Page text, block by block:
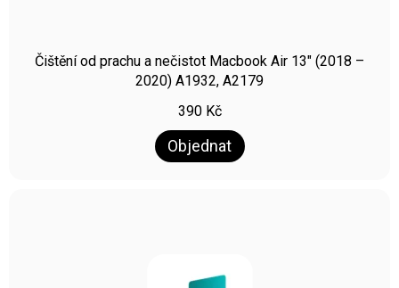
Čištění od prachu a nečistot Macbook Air 13″ (2018 –
2020) A1932, A2179
390 Kč
Objednat